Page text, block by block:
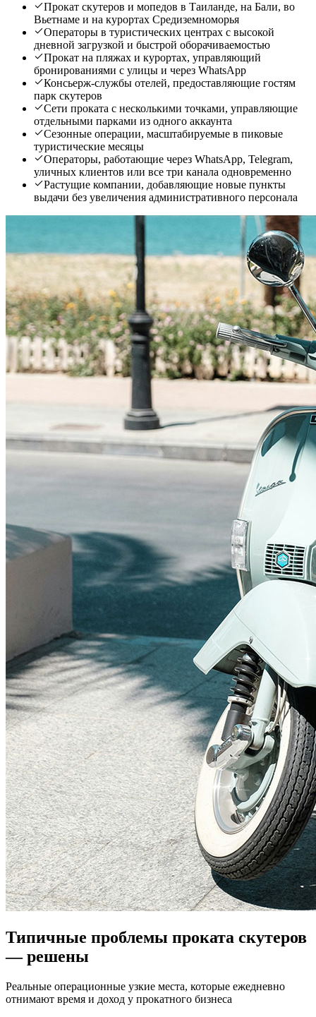
Прокат скутеров и мопедов в Таиланде, на Бали, во
Вьетнаме и на курортах Средиземноморья
Операторы в туристических центрах с высокой
дневной загрузкой и быстрой оборачиваемостью
Прокат на пляжах и курортах, управляющий
бронированиями с улицы и через WhatsApp
Консьерж-службы отелей, предоставляющие гостям
парк скутеров
Сети проката с несколькими точками, управляющие
отдельными парками из одного аккаунта
Сезонные операции, масштабируемые в пиковые
туристические месяцы
Операторы, работающие через WhatsApp, Telegram,
уличных клиентов или все три канала одновременно
Растущие компании, добавляющие новые пункты
выдачи без увеличения административного персонала
Типичные проблемы проката скутеров
— решены
Реальные операционные узкие места, которые ежедневно
отнимают время и доход у прокатного бизнеса